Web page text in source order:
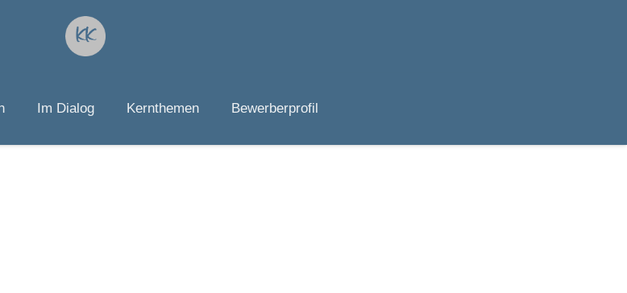
Im Dialog Kernthemen Bewerberprofil